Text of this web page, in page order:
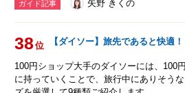
ガイド記事 矢野 きくの
38位 【ダイソー】旅先であると快適
100円ショップ大手のダイソーには、100
に持っていくことで、旅行中にありそう